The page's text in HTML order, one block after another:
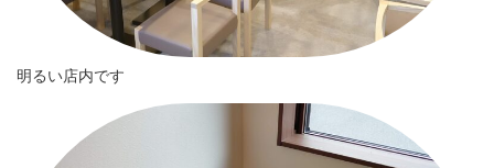
明るい店内です